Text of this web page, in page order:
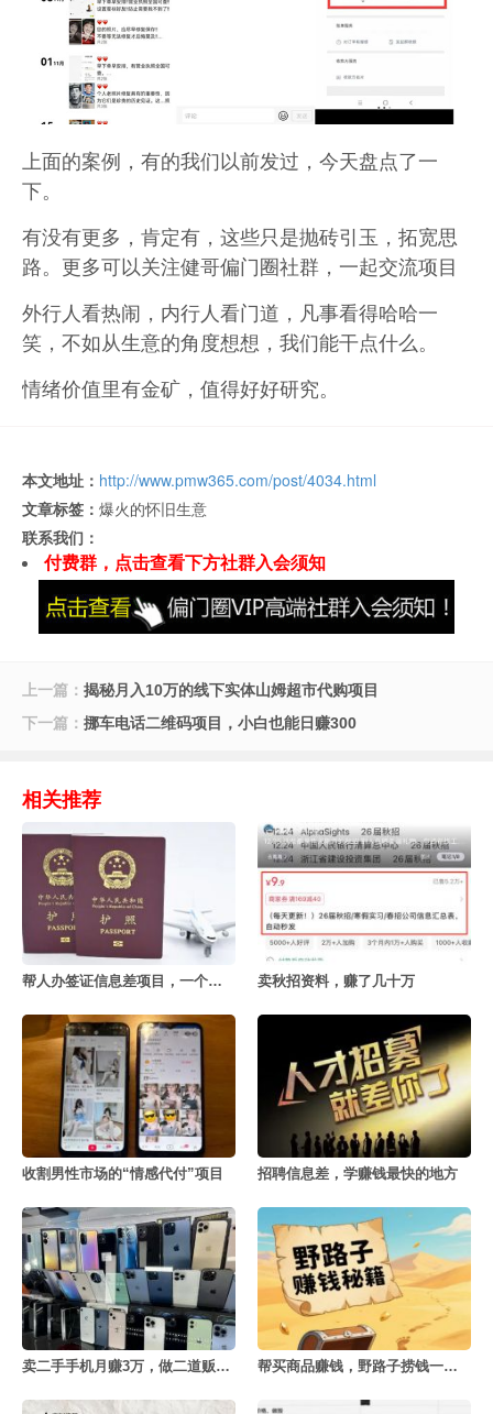
上面的案例，有的我们以前发过，今天盘点了一
下。
有没有更多，肯定有，这些只是抛砖引玉，拓宽思
路。更多可以关注健哥偏门圈社群，一起交流项目
外行人看热闹，内行人看门道，凡事看得哈哈一
笑，不如从生意的角度想想，我们能干点什么。
情绪价值里有金矿，值得好好研究。
本文地址： http://www.pmw365.com/post/4034.html
文章标签： 爆火的怀旧生意
联系我们：
付费群，点击查看下方社群入会须知
上一篇： 揭秘月入10万的线下实体山姆超市代购项目
下一篇： 挪车电话二维码项目，小白也能日赚300
相关推荐
帮人办签证信息差项目，一个月赚几十万 卖秋招资料，赚了几十万
收割男性市场的“情感代付”项目 招聘信息差，学赚钱最快的地方
卖二手手机月赚3万，做二道贩子的利赚钱密决 帮买商品赚钱，野路子捞钱一天赚3000+